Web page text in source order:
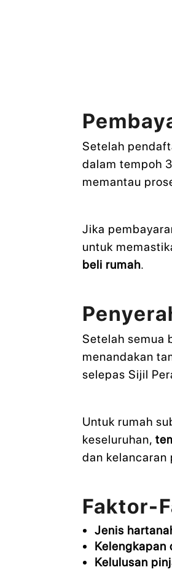
Setelah
dalam tempoh
memantau
Jika
untuk
beli rumah.
Setelah semua
menandakan
selepas Sijil
Untuk rumah
keseluruhan,
dan kelancaran
Faktor-
Jenis
Kelengkapan
Kelulusan